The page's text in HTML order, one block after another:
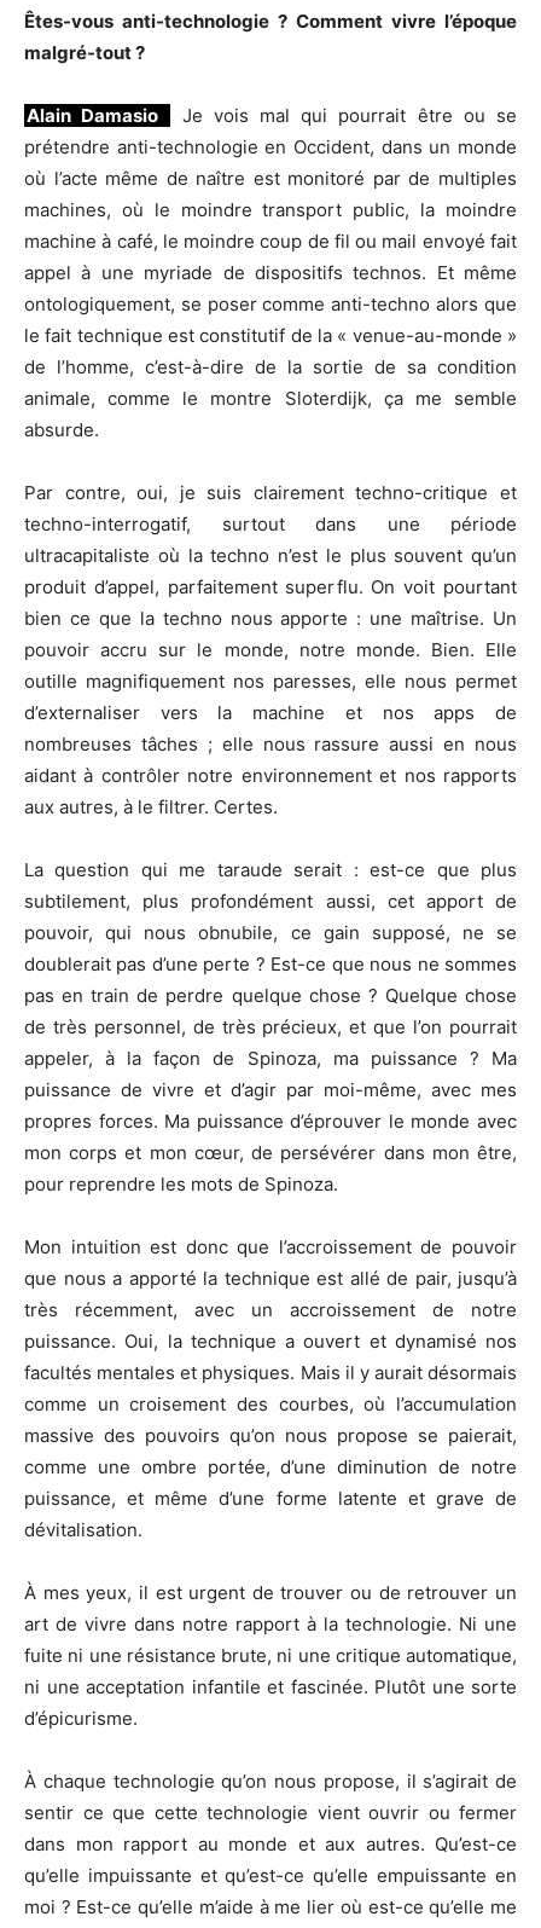
Êtes-vous anti-technologie ? Comment vivre l’époque
malgré-tout ?
Alain Damasio
Je vois mal qui pourrait être ou se
prétendre anti-technologie en Occident, dans un monde
où l’acte même de naître est monitoré par de multiples
machines, où le moindre transport public, la moindre
machine à café, le moindre coup de fil ou mail envoyé fait
appel à une myriade de dispositifs technos. Et même
ontologiquement, se poser comme anti-techno alors que
le fait technique est constitutif de la « venue-au-monde »
de l’homme, c’est-à-dire de la sortie de sa condition
animale, comme le montre Sloterdijk, ça me semble
absurde.
Par contre, oui, je suis clairement techno-critique et
techno-interrogatif, surtout dans une période
ultracapitaliste où la techno n’est le plus souvent qu’un
produit d’appel, parfaitement superflu. On voit pourtant
bien ce que la techno nous apporte : une maîtrise. Un
pouvoir accru sur le monde, notre monde. Bien. Elle
outille magnifiquement nos paresses, elle nous permet
d’externaliser vers la machine et nos apps de
nombreuses tâches ; elle nous rassure aussi en nous
aidant à contrôler notre environnement et nos rapports
aux autres, à le filtrer. Certes.
La question qui me taraude serait : est-ce que plus
subtilement, plus profondément aussi, cet apport de
pouvoir, qui nous obnubile, ce gain supposé, ne se
doublerait pas d’une perte ? Est-ce que nous ne sommes
pas en train de perdre quelque chose ? Quelque chose
de très personnel, de très précieux, et que l’on pourrait
appeler, à la façon de Spinoza, ma puissance ? Ma
puissance de vivre et d’agir par moi-même, avec mes
propres forces. Ma puissance d’éprouver le monde avec
mon corps et mon cœur, de persévérer dans mon être,
pour reprendre les mots de Spinoza.
Mon intuition est donc que l’accroissement de pouvoir
que nous a apporté la technique est allé de pair, jusqu’à
très récemment, avec un accroissement de notre
puissance. Oui, la technique a ouvert et dynamisé nos
facultés mentales et physiques. Mais il y aurait désormais
comme un croisement des courbes, où l’accumulation
massive des pouvoirs qu’on nous propose se paierait,
comme une ombre portée, d’une diminution de notre
puissance, et même d’une forme latente et grave de
dévitalisation.
À mes yeux, il est urgent de trouver ou de retrouver un
art de vivre dans notre rapport à la technologie. Ni une
fuite ni une résistance brute, ni une critique automatique,
ni une acceptation infantile et fascinée. Plutôt une sorte
d’épicurisme.
À chaque technologie qu’on nous propose, il s’agirait de
sentir ce que cette technologie vient ouvrir ou fermer
dans mon rapport au monde et aux autres. Qu’est-ce
qu’elle impuissante et qu’est-ce qu’elle empuissante en
moi ? Est-ce qu’elle m’aide à me lier où est-ce qu’elle me